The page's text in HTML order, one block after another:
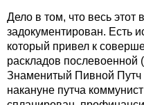
Дело в том, что весь этот
задокументирован. Есть
который привел к
раскладов
Знаменитый Пивной Путч
накануне путча